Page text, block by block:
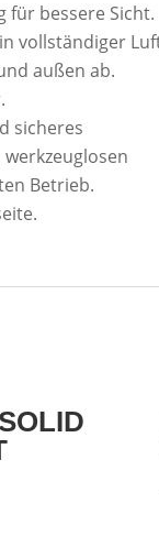
für bessere Sicht.
vollständiger
außen ab.
sicheres
Betrieb.